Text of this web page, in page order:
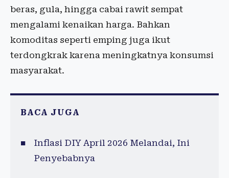
beras, gula, hingga cabai rawit sempat
mengalami kenaikan harga. Bahkan
komoditas seperti emping juga ikut
terdongkrak karena meningkatnya konsumsi
masyarakat.
BACA JUGA
Inflasi DIY April 2026 Melandai, Ini
Penyebabnya